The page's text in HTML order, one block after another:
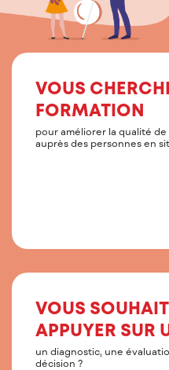
VOUS
FORMATION
pour améliorer la qualité
auprès des personnes en
VOUS
APPUYER SUR
un diagnostic, une
décision ?